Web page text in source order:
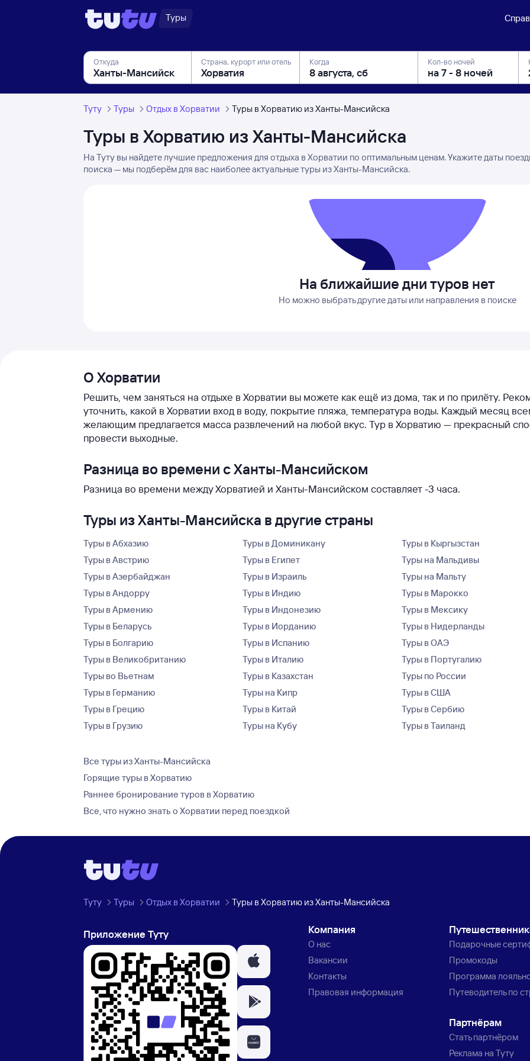
Туры
Откуда Страна, курорт или отель Когда Кол-во ночей
Туту Туры Отдых в Хорватии Туры в Хорватию из Ханты-Мансийска
Туры в Хорватию из Ханты-Мансийска
На Туту вы найдете лучшие предложения для отдыха в Хорватии по оптимальным ценам. Укажите даты
поиска — мы подберём для вас наиболее актуальные туры из Ханты-Мансийска.
На ближайшие дни туров нет
Но можно выбрать другие даты или направления в поиске
О Хорватии
Решить, чем заняться на отдыхе в Хорватии вы можете как ещё из дома, так и по прилёту.
уточнить, какой в Хорватии вход в воду, покрытие пляжа, температура воды. Каждый месяц
желающим предлагается масса развлечений на любой вкус. Тур в Хорватию — прекрасный
провести выходные.
Разница во времени с Ханты-Мансийском
Разница во времени между Хорватией и Ханты-Мансийском составляет -3 часа.
Туры из Ханты-Мансийска в другие страны
Туры в Абхазию
Туры в Австрию
Туры в Азербайджан
Туры в Андорру
Туры в Армению
Туры в Беларусь
Туры в Болгарию
Туры в Великобританию
Туры во Вьетнам
Туры в Германию
Туры в Грецию
Туры в Грузию
Туры в Доминикану
Туры в Египет
Туры в Израиль
Туры в Индию
Туры в Индонезию
Туры в Иорданию
Туры в Испанию
Туры в Италию
Туры в Казахстан
Туры на Кипр
Туры в Китай
Туры на Кубу
Туры в Кыргызстан
Туры на Мальдивы
Туры на Мальту
Туры в Марокко
Туры в Мексику
Туры в Нидерланды
Туры в ОАЭ
Туры в Португалию
Туры по России
Туры в США
Туры в Сербию
Туры в Таиланд
Все туры из Ханты-Мансийска
Горящие туры в Хорватию
Раннее бронирование туров в Хорватию
Все, что нужно знать о Хорватии перед поездкой
Туту Туры Отдых в Хорватии Туры в Хорватию из Ханты-Мансийска
Приложение Туту Компания
О нас
Вакансии
Контакты
Правовая информация
Подарочные
Промокоды
Программа
Путеводитель по
Партнёрам
Стать партнёром
Реклама на Туту